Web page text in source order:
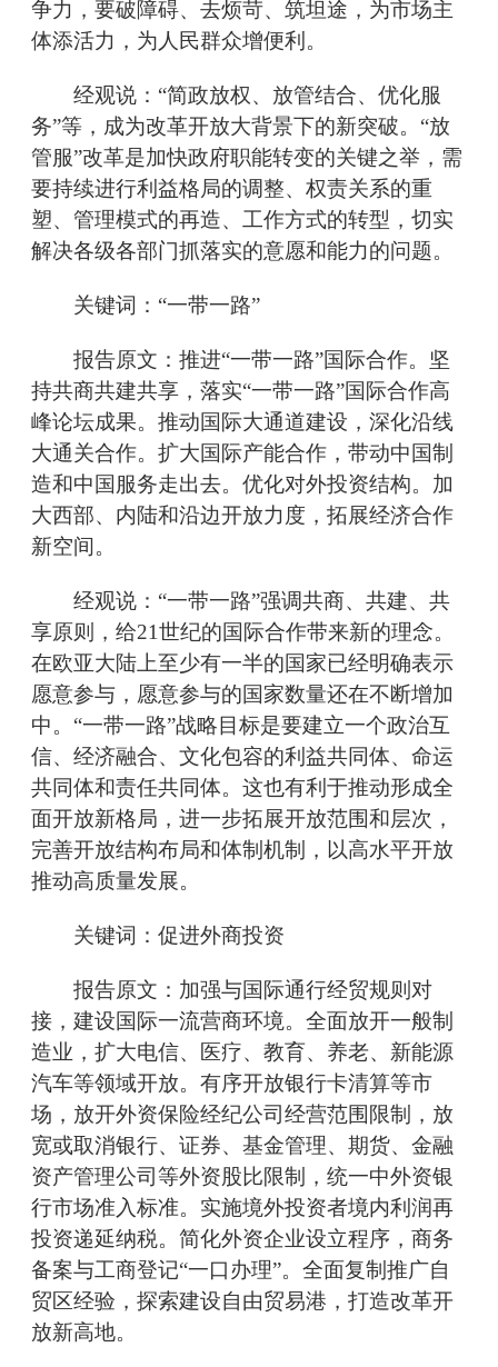
争力，要破障碍、去烦苛、筑坦途，为市场主
体添活力，为人民群众增便利。
经观说：“简政放权、放管结合、优化服
务”等，成为改革开放大背景下的新突破。“放
管服”改革是加快政府职能转变的关键之举，需
要持续进行利益格局的调整、权责关系的重
塑、管理模式的再造、工作方式的转型，切实
解决各级各部门抓落实的意愿和能力的问题。
关键词：“一带一路”
报告原文：推进“一带一路”国际合作。坚
持共商共建共享，落实“一带一路”国际合作高
峰论坛成果。推动国际大通道建设，深化沿线
大通关合作。扩大国际产能合作，带动中国制
造和中国服务走出去。优化对外投资结构。加
大西部、内陆和沿边开放力度，拓展经济合作
新空间。
经观说：“一带一路”强调共商、共建、共
享原则，给21世纪的国际合作带来新的理念。
在欧亚大陆上至少有一半的国家已经明确表示
愿意参与，愿意参与的国家数量还在不断增加
中。“一带一路”战略目标是要建立一个政治互
信、经济融合、文化包容的利益共同体、命运
共同体和责任共同体。这也有利于推动形成全
面开放新格局，进一步拓展开放范围和层次，
完善开放结构布局和体制机制，以高水平开放
推动高质量发展。
关键词：促进外商投资
报告原文：加强与国际通行经贸规则对
接，建设国际一流营商环境。全面放开一般制
造业，扩大电信、医疗、教育、养老、新能源
汽车等领域开放。有序开放银行卡清算等市
场，放开外资保险经纪公司经营范围限制，放
宽或取消银行、证券、基金管理、期货、金融
资产管理公司等外资股比限制，统一中外资银
行市场准入标准。实施境外投资者境内利润再
投资递延纳税。简化外资企业设立程序，商务
备案与工商登记“一口办理”。全面复制推广自
贸区经验，探索建设自由贸易港，打造改革开
放新高地。